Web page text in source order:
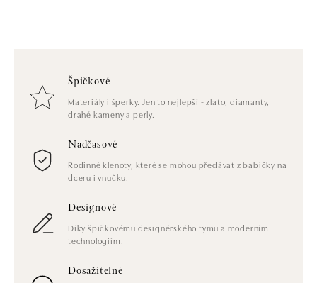
Špičkové
Materiály i šperky. Jen to nejlepší - zlato, diamanty,
drahé kameny a perly.
Nadčasové
Rodinné klenoty, které se mohou předávat z babičky na
dceru i vnučku.
Designové
Díky špičkovému designérského týmu a moderním
technologiím.
Dosažitelné